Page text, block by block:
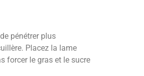
pénétrer plus
Placez la lame
forcer le gras et le sucre